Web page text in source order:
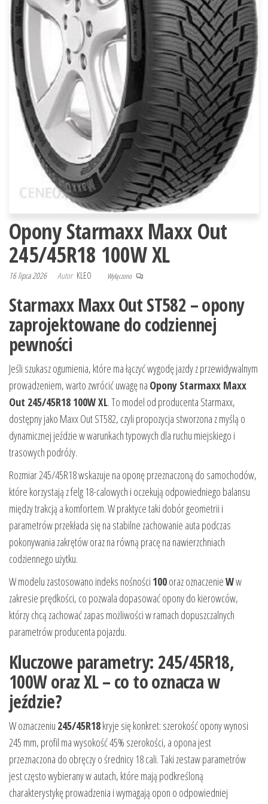
Opony Starmaxx Maxx Out
245/45R18 100W XL
16 lipca 2026 Autor KLEO Wyłączono
Starmaxx Maxx Out ST582 – opony
zaprojektowane do codziennej
pewności
Jeśli szukasz ogumienia, które ma łączyć wygodę jazdy z przewidywalnym
prowadzeniem, warto zwrócić uwagę na Opony Starmaxx Maxx
Out 245/45R18 100W XL. To model od producenta Starmaxx,
dostępny jako Maxx Out ST582, czyli propozycja stworzona z myślą o
dynamicznej jeździe w warunkach typowych dla ruchu miejskiego i
trasowych podróży.
Rozmiar 245/45R18 wskazuje na oponę przeznaczoną do samochodów,
które korzystają z felg 18-calowych i oczekują odpowiedniego balansu
między trakcją a komfortem. W praktyce taki dobór geometrii i
parametrów przekłada się na stabilne zachowanie auta podczas
pokonywania zakrętów oraz na równą pracę na nawierzchniach
codziennego użytku.
W modelu zastosowano indeks nośności 100oraz oznaczenieWw
zakresie prędkości, co pozwala dopasować opony do kierowców,
którzy chcą zachować zapas możliwości w ramach dopuszczalnych
parametrów producenta pojazdu.
Kluczowe parametry: 245/45R18,
100W oraz XL – co to oznacza w
jeździe?
W oznaczeniu 245/45R18kryje się konkret: szerokość opony wynosi
245 mm, profil ma wysokość 45% szerokości, a opona jest
przeznaczona do obręczy o średnicy 18 cali. Taki zestaw parametrów
jest często wybierany w autach, które mają podkreśloną
charakterystykę prowadzenia i wymagają opon o odpowiedniej